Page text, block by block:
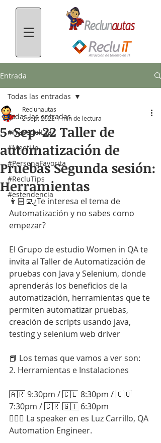
Entrada
Todas las entradas
#FrasedelDía
#MeetUp
#PersonaFavorita
#RecluTips
#estendencia
Todas las entradas
5-Sep-22 Taller de
automatización de
Pruebas Segunda sesión:
Herramientas
Reclunautas
2 sept 20221 min de lectura
👩🏻‍💻¿Te interesa el tema de
Automatización y no sabes como
empezar?
El Grupo de estudio Women in QA te
invita al Taller de Automatización de
pruebas con Java y Selenium, donde
aprenderás los beneficios de la
automatización, herramientas que te
permiten automatizar pruebas,
creación de scripts usando java,
testing y selenium web driver
📕 Los temas que vamos a ver son:
2. Herramientas e Instalaciones
🇦🇷 9:30pm / 🇨🇱 8:30pm / 🇨🇴
7:30pm / 🇨🇷 🇬🇹 6:30pm
🙋🏽‍♀️ La speaker en es Luz Carrillo, QA
Automation Engineer.